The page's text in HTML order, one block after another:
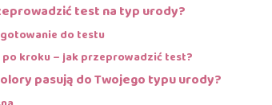
test na typ urody?
do testu
po kroku – jak przeprowadzić test?
pasują do Twojego typu urody?